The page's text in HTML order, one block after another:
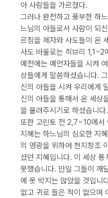
아 사람들을 가르쳤다.
그러나 완전하고 풍부한 하
느님의 아들로서 사람이 되
르침을 제자와 사도들이 온
사도 바울로는 히브리 1,1~2
예전에는 예언자들을 시켜
상들에게 말씀하셨습니다.
신의 아들을 시켜 우리에게
신의 아들을 통해서 온 세상
을 물려주시기로 하셨습니다
또한 고린토 전 2,7~10에서
지혜는 하느님의 심오한 지
의 영광을 위하여 천지창조
셨던 지혜입니다. 이 세상 통
못했습니다. 만일 그들이 깨
에 못 박지는 않았을 것입니
없고 귀로 들은 적이 없으며